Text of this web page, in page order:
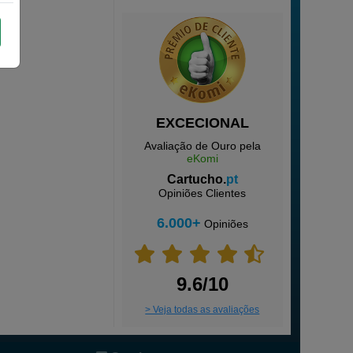
EXCECIONAL
Avaliação de Ouro pela
eKomi
Cartucho.pt
Opiniões Clientes
6.000+ Opiniões
9.6/10
> Veja todas as avaliações